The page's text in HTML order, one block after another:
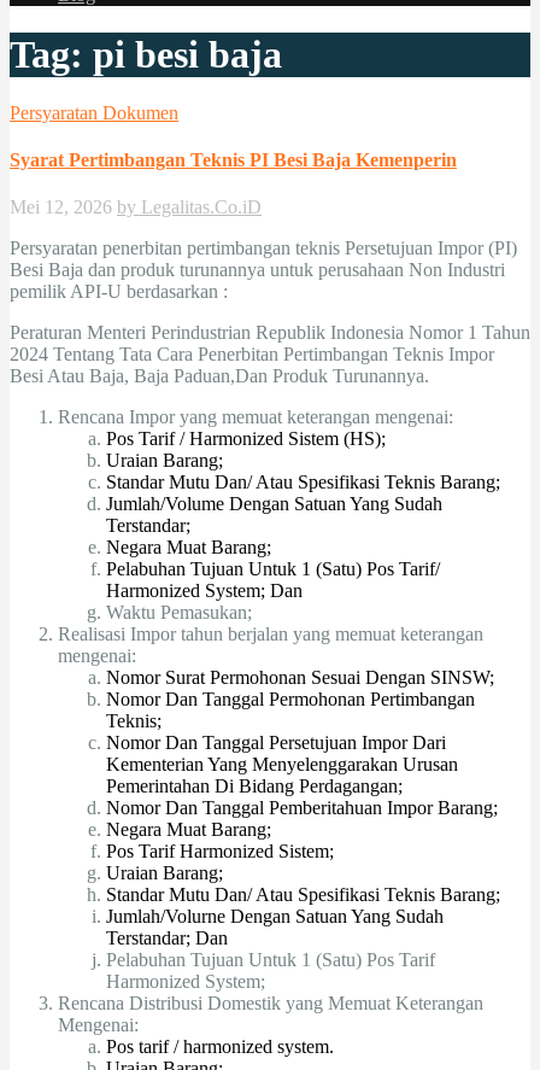
Tag: pi besi baja
Persyaratan Dokumen
Syarat Pertimbangan Teknis PI Besi Baja Kemenperin
Mei 12, 2026 by Legalitas.Co.iD
Persyaratan penerbitan pertimbangan teknis Persetujuan Impor (PI)
Besi Baja dan produk turunannya untuk perusahaan Non Industri
pemilik API-U berdasarkan :
Peraturan Menteri Perindustrian Republik Indonesia Nomor 1 Tahun
2024 Tentang Tata Cara Penerbitan Pertimbangan Teknis Impor
Besi Atau Baja, Baja Paduan,Dan Produk Turunannya.
Rencana Impor yang memuat keterangan mengenai:
Pos Tarif / Harmonized Sistem (HS);
Uraian Barang;
Standar Mutu Dan/ Atau Spesifikasi Teknis Barang;
Jumlah/Volume Dengan Satuan Yang Sudah
Terstandar;
Negara Muat Barang;
Pelabuhan Tujuan Untuk 1 (Satu) Pos Tarif/
Harmonized System; Dan
Waktu Pemasukan;
Realisasi Impor tahun berjalan yang memuat keterangan
mengenai:
Nomor Surat Permohonan Sesuai Dengan SINSW;
Nomor Dan Tanggal Permohonan Pertimbangan
Teknis;
Nomor Dan Tanggal Persetujuan Impor Dari
Kementerian Yang Menyelenggarakan Urusan
Pemerintahan Di Bidang Perdagangan;
Nomor Dan Tanggal Pemberitahuan Impor Barang;
Negara Muat Barang;
Pos Tarif Harmonized Sistem;
Uraian Barang;
Standar Mutu Dan/ Atau Spesifikasi Teknis Barang;
Jumlah/Volurne Dengan Satuan Yang Sudah
Terstandar; Dan
Pelabuhan Tujuan Untuk 1 (Satu) Pos Tarif
Harmonized System;
Rencana Distribusi Domestik yang Memuat Keterangan
Mengenai:
Pos tarif / harmonized system.